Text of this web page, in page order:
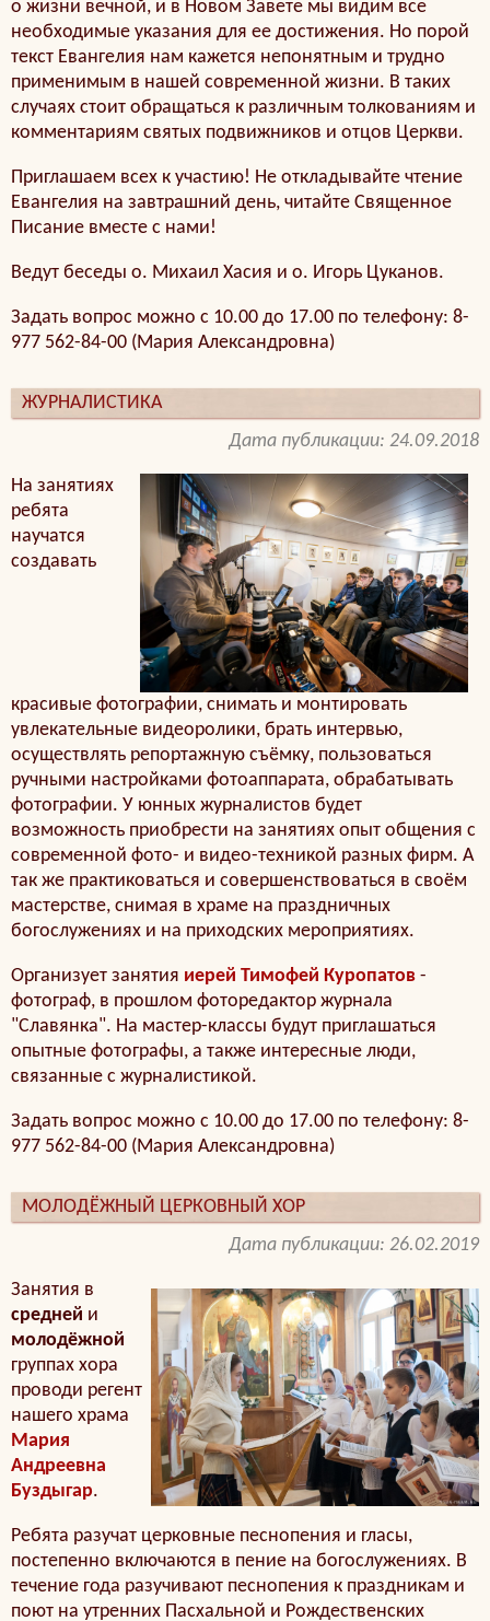
о жизни вечной, и в Новом Завете мы видим все
необходимые указания для ее достижения. Но порой
текст Евангелия нам кажется непонятным и трудно
применимым в нашей современной жизни. В таких
случаях стоит обращаться к различным толкованиям и
комментариям святых подвижников и отцов Церкви.
Приглашаем всех к участию! Не откладывайте чтение
Евангелия на завтрашний день, читайте Священное
Писание вместе с нами!
Ведут беседы о. Михаил Хасия и о. Игорь Цуканов.
Задать вопрос можно с 10.00 до 17.00 по телефону: 8-
977 562-84-00 (Мария Александровна)
ЖУРНАЛИСТИКА
Дата публикации: 24.09.2018
На занятиях
ребята
научатся
создавать
красивые фотографии, снимать и монтировать
увлекательные видеоролики, брать интервью,
осуществлять репортажную съёмку, пользоваться
ручными настройками фотоаппарата, обрабатывать
фотографии. У юнных журналистов будет
возможность приобрести на занятиях опыт общения с
современной фото- и видео-техникой разных фирм. А
так же практиковаться и совершенствоваться в своём
мастерстве, снимая в храме на праздничных
богослужениях и на приходских мероприятиях.
Организует занятия иерей Тимофей Куропатов -
фотограф, в прошлом фоторедактор журнала
"Славянка". На мастер-классы будут приглашаться
опытные фотографы, а также интересные люди,
связанные с журналистикой.
Задать вопрос можно с 10.00 до 17.00 по телефону: 8-
977 562-84-00 (Мария Александровна)
МОЛОДЁЖНЫЙ ЦЕРКОВНЫЙ ХОР
Дата публикации: 26.02.2019
Занятия в
средней и
молодёжной
группах хора
проводи регент
нашего храма
Мария
Андреевна
Буздыгар.
Ребята разучат церковные песнопения и гласы,
постепенно включаются в пение на богослужениях. В
течение года разучивают песнопения к праздникам и
поют на утренних Пасхальной и Рождественских